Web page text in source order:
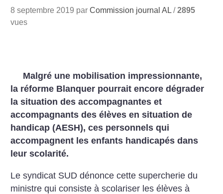
8 septembre 2019 parCommission journal AL /2895
vues
Malgré une mobilisation impressionnante,
la réforme Blanquer pourrait encore dégrader
la situation des accompagnantes et
accompagnants des élèves en situation de
handicap (AESH), ces personnels qui
accompagnent les enfants handicapés dans
leur scolarité.
Le syndicat SUD dénonce cette supercherie du
ministre qui consiste à scolariser les élèves à